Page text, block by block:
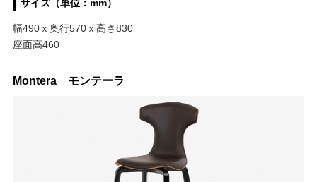
サイズ（単位：mm）
幅490ｘ奥行570ｘ高さ830
座面高460
Montera モンテーラ